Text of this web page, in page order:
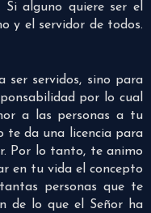
alguno quiere ser el
y el servidor de todos.
ser servidos, sino para
por lo cual
a las personas a tu
te da una licencia para
Por lo tanto, te animo
en tu vida el concepto
personas que te
de lo que el Señor ha